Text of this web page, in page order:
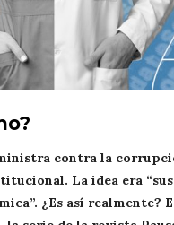
contra la
La idea era
¿Es así realmente?